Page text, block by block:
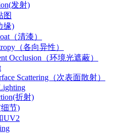
发射)
图
缘)
（清漆）
（各向异性）
Occlusion（环境光遮蔽）
Scattering（次表面散射）
折射)
节)
UV2